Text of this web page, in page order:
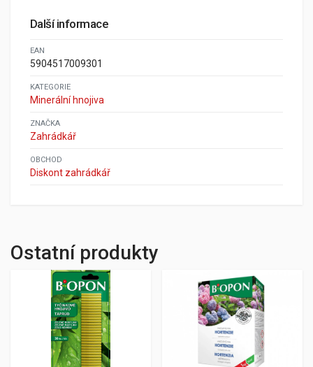
Další informace
EAN
5904517009301
KATEGORIE
Minerální hnojiva
ZNAČKA
Zahrádkář
OBCHOD
Diskont zahrádkář
Ostatní produkty